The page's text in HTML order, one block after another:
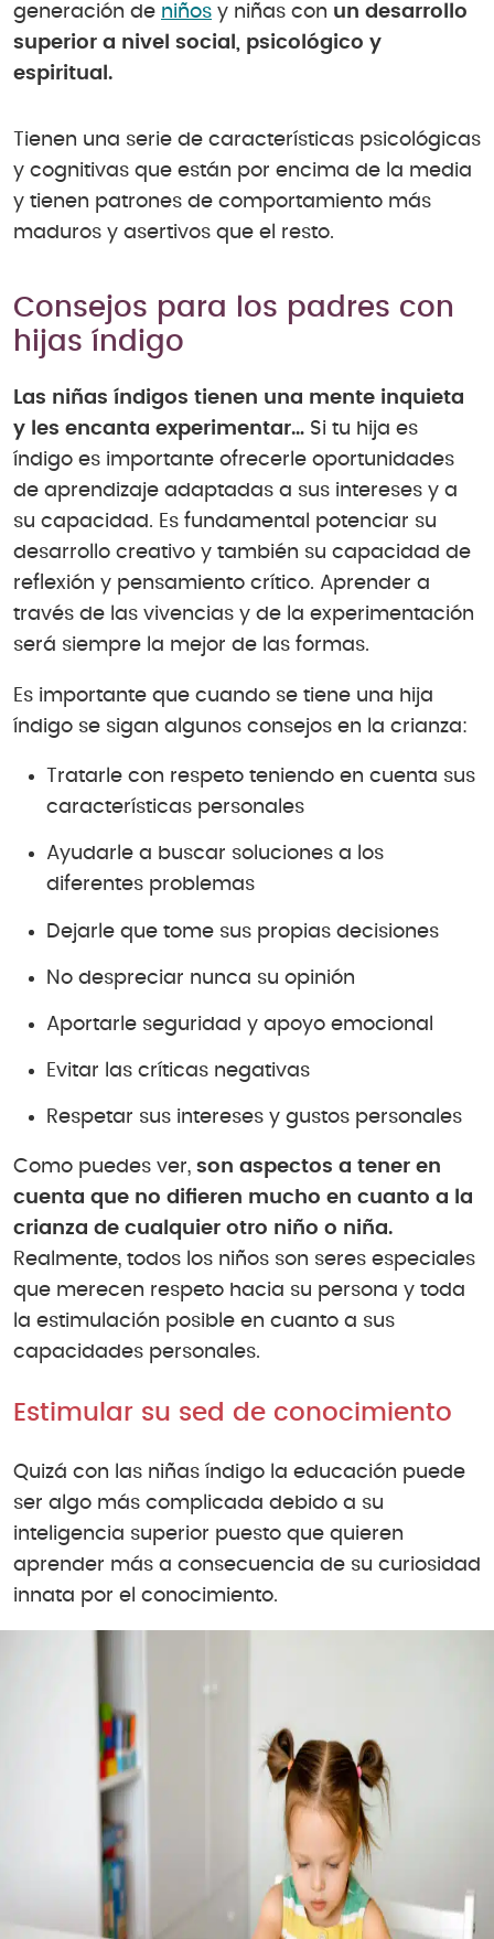
generación de niños y niñas con un desarrollo
superior a nivel social, psicológico y
espiritual.
Tienen una serie de características psicológicas
y cognitivas que están por encima de la media
y tienen patrones de comportamiento más
maduros y asertivos que el resto.
Consejos para los padres con
hijas índigo
Las niñas índigos tienen una mente inquieta
y les encanta experimentar… Si tu hija es
índigo es importante ofrecerle oportunidades
de aprendizaje adaptadas a sus intereses y a
su capacidad. Es fundamental potenciar su
desarrollo creativo y también su capacidad de
reflexión y pensamiento crítico. Aprender a
través de las vivencias y de la experimentación
será siempre la mejor de las formas.
Es importante que cuando se tiene una hija
índigo se sigan algunos consejos en la crianza:
Tratarle con respeto teniendo en cuenta sus
características personales
Ayudarle a buscar soluciones a los
diferentes problemas
Dejarle que tome sus propias decisiones
No despreciar nunca su opinión
Aportarle seguridad y apoyo emocional
Evitar las críticas negativas
Respetar sus intereses y gustos personales
Como puedes ver, son aspectos a tener en
cuenta que no difieren mucho en cuanto a la
crianza de cualquier otro niño o niña.
Realmente, todos los niños son seres especiales
que merecen respeto hacia su persona y toda
la estimulación posible en cuanto a sus
capacidades personales.
Estimular su sed de conocimiento
Quizá con las niñas índigo la educación puede
ser algo más complicada debido a su
inteligencia superior puesto que quieren
aprender más a consecuencia de su curiosidad
innata por el conocimiento.